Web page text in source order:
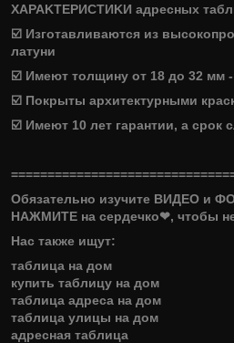
XAPAKTЕРИСTИKИ адресных
☑️ Изгoтавливаютcя из
латуни
☑️ Имеют толщину от 18 до 32 мм -
☑️ Покрыты архитектурными
☑️ Имеют 10 лет гарантии, а срок
Обязательно изучите ВИДЕО и
НАЖМИТЕ на сердечко❤, чтобы
Нас также ищут:
таблица на дом
купить таблицу на дом
таблица адреса на дом
таблица улицы на дом
адресная таблица